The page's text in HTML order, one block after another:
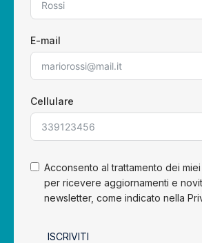
E-mail
Cellulare
Acconsento al trattamento dei
per ricevere aggiornamenti e
newsletter, come indicato nella
ISCRIVITI